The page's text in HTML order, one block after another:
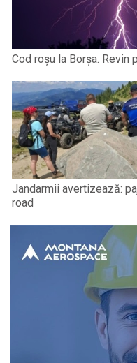
Cod roșu la Borșa. Revin
Jandarmii avertizează:
road